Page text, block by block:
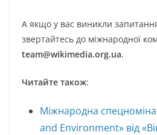
А якщо у вас виникли
звертайтесь до міжнародної
team@wikimedia.org.ua.
Читайте також:
Міжнародна
and Environment» від